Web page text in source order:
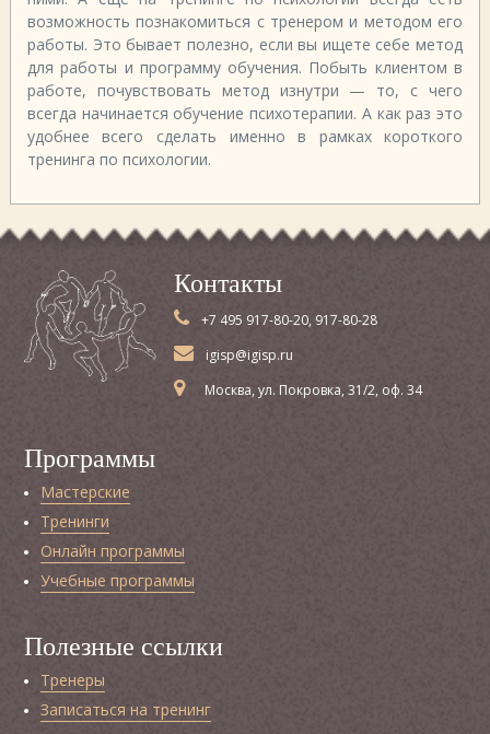
возможность познакомиться с тренером и методом его
работы. Это бывает полезно, если вы ищете себе метод
для работы и программу обучения. Побыть клиентом в
работе, почувствовать метод изнутри — то, с чего
всегда начинается обучение психотерапии. А как раз это
удобнее всего сделать именно в рамках короткого
тренинга по психологии.
Контакты
+7 495 917-80-20, 917-80-28
igisp@igisp.ru
Москва, ул. Покровка, 31/2, оф. 34
Программы
Мастерские
Тренинги
Онлайн программы
Учебные программы
Полезные ссылки
Тренеры
Записаться на тренинг